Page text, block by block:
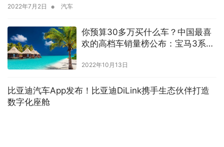
2022年7月2日 • 汽车
你预算30多万买什么车？中国最喜
欢的高档车销量榜公布：宝马3系太
2022年10月13日
比亚迪汽车App发布！比亚迪DiLink携手生态伙伴打造
数字化座舱